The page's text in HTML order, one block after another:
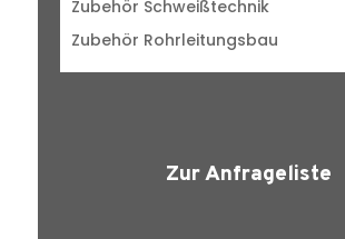
Zubehör Schweißtechnik
Zubehör Rohrleitungsbau
Zur Anfrageliste